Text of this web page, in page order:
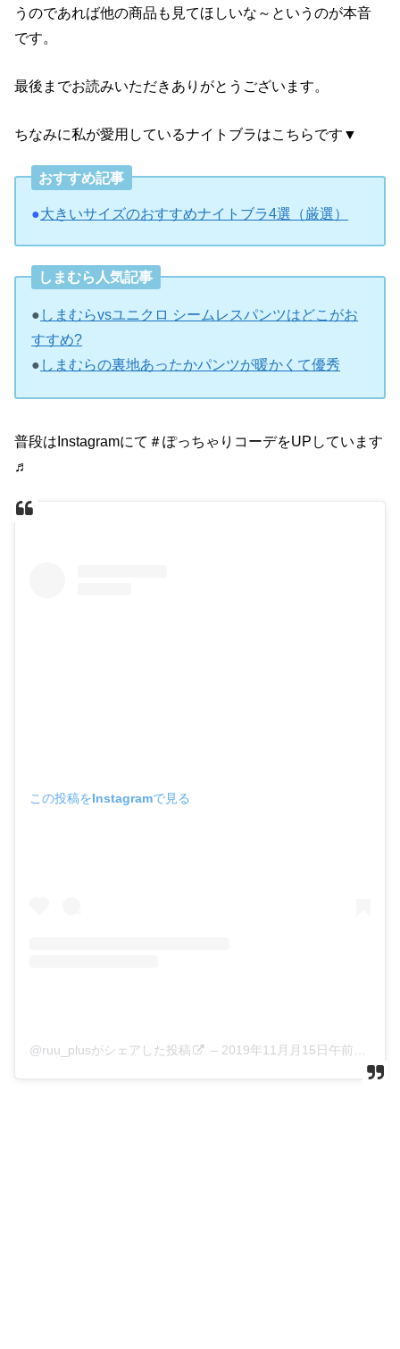
うのであれば他の商品も見てほしいな～というのが本音
です。
最後までお読みいただきありがとうございます。
ちなみに私が愛用しているナイトブラはこちらです▼
おすすめ記事
●大きいサイズのおすすめナイトブラ4選（厳選）
しまむら人気記事
● しまむらvsユニクロ シームレスパンツはどこがお
すすめ?
● しまむらの裏地あったかパンツが暖かくて優秀
普段はInstagramにて＃ぽっちゃりコーデをUPしています
♬
この投稿をInstagramで見る
@ruu_plusがシェアした投稿 – 2019年11月月15日午前5時48分PST